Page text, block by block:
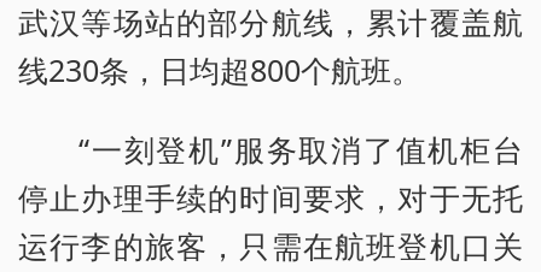
武汉等场站的部分航线，累计覆盖航
线230条，日均超800个航班。
“一刻登机”服务取消了值机柜台
停止办理手续的时间要求，对于无托
运行李的旅客，只需在航班登机口关